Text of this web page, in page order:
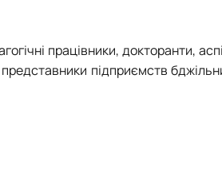
працівники, докторанти,
підприємств